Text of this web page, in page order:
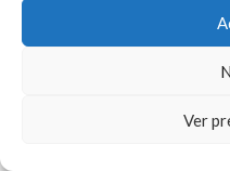
Ver
©